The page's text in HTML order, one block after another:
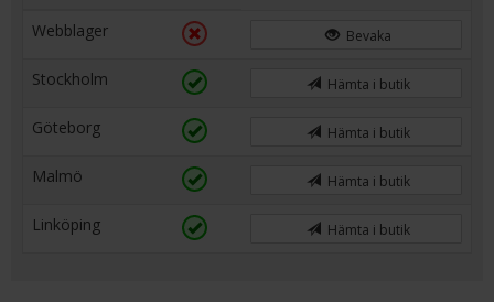
Webblager
Bevaka
Stockholm Hämta i butik
Göteborg Hämta i butik
Malmö Hämta i butik
Linköping Hämta i butik